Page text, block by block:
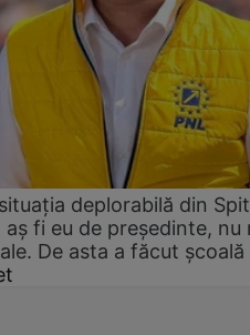
deplorabilă din
fi eu de președinte, nu
De asta a făcut școală